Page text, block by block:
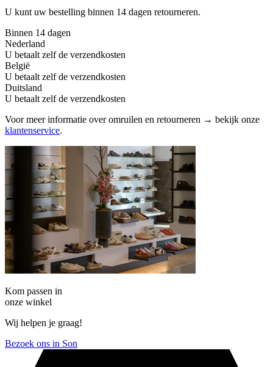
U kunt uw bestelling binnen 14 dagen retourneren.
Binnen 14 dagen
Nederland
U betaalt zelf de verzendkosten
België
U betaalt zelf de verzendkosten
Duitsland
U betaalt zelf de verzendkosten
Voor meer informatie over omruilen en retourneren → bekijk onze
klantenservice.
Kom passen in
onze winkel
Wij helpen je graag!
Bezoek ons in Son